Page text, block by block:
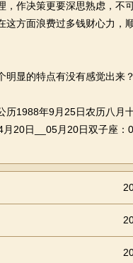
作决策更要深思熟虑，不
方面浪费过多钱财心力，
显的特点有没有感觉出来？
1988年9月25日农历八月
20日__05月20日双子座：